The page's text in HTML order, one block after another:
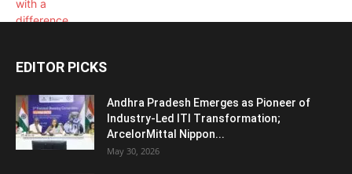
EDITOR PICKS
Andhra Pradesh Emerges as Pioneer of
Industry-Led ITI Transformation;
ArcelorMittal Nippon...
May 30, 2026